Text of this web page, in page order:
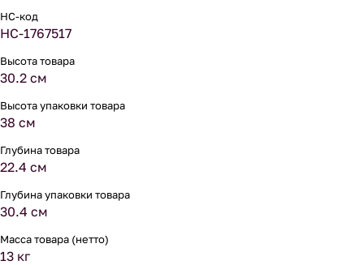
НС-код
НС-1767517
Высота товара
30.2 см
Высота упаковки товара
38 см
Глубина товара
22.4 см
Глубина упаковки товара
30.4 см
Масса товара (нетто)
13 кг